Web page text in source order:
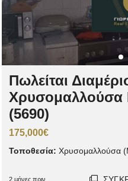
Πωλείται
Χρυσομαλλούσα
(5690)
175,000€
Τοποθεσία: Χρυσομαλλούσα
2 μήνες πριν